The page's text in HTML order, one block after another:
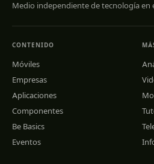
Medio independiente de tecnología en
CONTENIDO
Móviles
Empresas
Aplicaciones
Componentes
Be Basics
Eventos